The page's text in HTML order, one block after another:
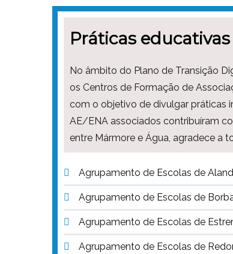
Práticas
No âmbito do Plano de Transição
os Centros de Formação de
com o objetivo de divulgar práticas
AE/ENA associados contribuíram
entre Mármore e Água, agradece a
Agrupamento de Escolas de
Agrupamento de Escolas de
Agrupamento de Escolas de
Agrupamento de Escolas de